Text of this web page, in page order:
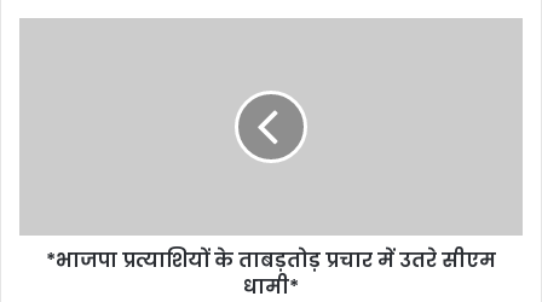
*भाजपा प्रत्याशियों के ताबड़तोड़ प्रचार में उतरे सीएम
धामी*